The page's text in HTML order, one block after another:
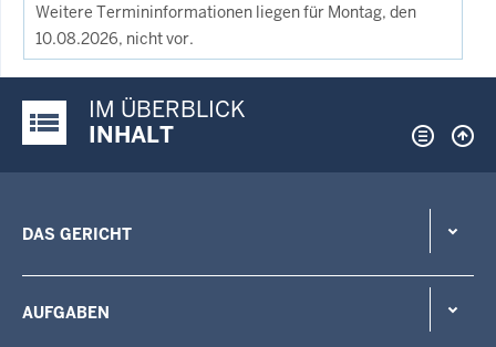
Weitere Termininformationen liegen für Montag, den
10.08.2026, nicht vor.
Justiz-Portal im Überblick:
IM ÜBERBLICK
INHALT
DAS GERICHT
AUFGABEN